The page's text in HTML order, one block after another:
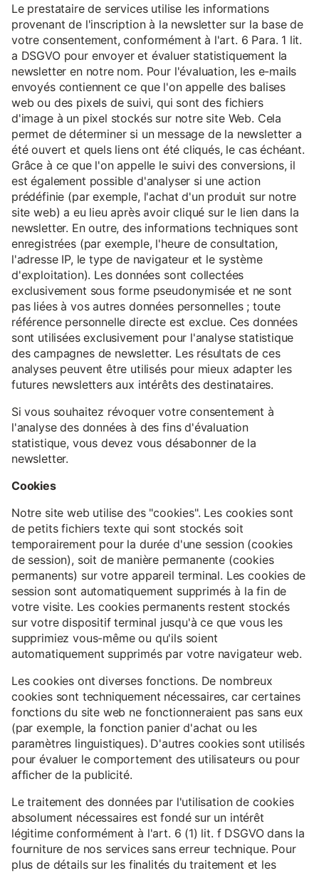
Le prestataire de services utilise les informations
provenant de l'inscription à la newsletter sur la base de
votre consentement, conformément à l'art. 6 Para. 1 lit.
a DSGVO pour envoyer et évaluer statistiquement la
newsletter en notre nom. Pour l'évaluation, les e-mails
envoyés contiennent ce que l'on appelle des balises
web ou des pixels de suivi, qui sont des fichiers
d'image à un pixel stockés sur notre site Web. Cela
permet de déterminer si un message de la newsletter a
été ouvert et quels liens ont été cliqués, le cas échéant.
Grâce à ce que l'on appelle le suivi des conversions, il
est également possible d'analyser si une action
prédéfinie (par exemple, l'achat d'un produit sur notre
site web) a eu lieu après avoir cliqué sur le lien dans la
newsletter. En outre, des informations techniques sont
enregistrées (par exemple, l'heure de consultation,
l'adresse IP, le type de navigateur et le système
d'exploitation). Les données sont collectées
exclusivement sous forme pseudonymisée et ne sont
pas liées à vos autres données personnelles ; toute
référence personnelle directe est exclue. Ces données
sont utilisées exclusivement pour l'analyse statistique
des campagnes de newsletter. Les résultats de ces
analyses peuvent être utilisés pour mieux adapter les
futures newsletters aux intérêts des destinataires.
Si vous souhaitez révoquer votre consentement à
l'analyse des données à des fins d'évaluation
statistique, vous devez vous désabonner de la
newsletter.
Cookies
Notre site web utilise des "cookies". Les cookies sont
de petits fichiers texte qui sont stockés soit
temporairement pour la durée d'une session (cookies
de session), soit de manière permanente (cookies
permanents) sur votre appareil terminal. Les cookies de
session sont automatiquement supprimés à la fin de
votre visite. Les cookies permanents restent stockés
sur votre dispositif terminal jusqu'à ce que vous les
supprimiez vous-même ou qu'ils soient
automatiquement supprimés par votre navigateur web.
Les cookies ont diverses fonctions. De nombreux
cookies sont techniquement nécessaires, car certaines
fonctions du site web ne fonctionneraient pas sans eux
(par exemple, la fonction panier d'achat ou les
paramètres linguistiques). D'autres cookies sont utilisés
pour évaluer le comportement des utilisateurs ou pour
afficher de la publicité.
Le traitement des données par l'utilisation de cookies
absolument nécessaires est fondé sur un intérêt
légitime conformément à l'art. 6 (1) lit. f DSGVO dans la
fourniture de nos services sans erreur technique. Pour
plus de détails sur les finalités du traitement et les